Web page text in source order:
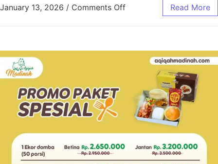
January 13, 2026 / Comments Off Read More